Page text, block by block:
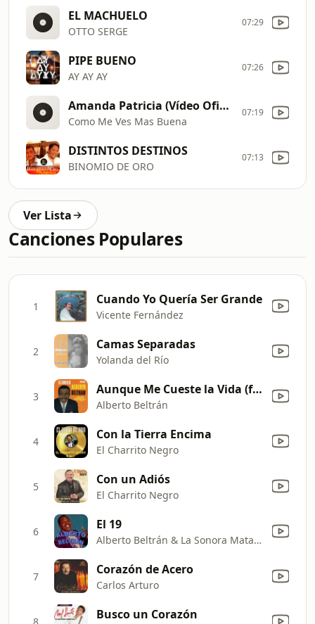
EL MACHUELO
OTTO SERGE
07:29
PIPE BUENO
AY AY AY
07:26
Amanda Patricia (Vídeo Oficial)
Como Me Ves Mas Buena
07:19
DISTINTOS DESTINOS
BINOMIO DE ORO
07:13
Ver Lista
Canciones Populares
1 Cuando Yo Quería Ser Grande
Vicente Fernández
2 Camas Separadas
Yolanda del Río
3 Aunque Me Cueste la Vida (feat. La Sonora Matancera)
Alberto Beltrán
4 Con la Tierra Encima
El Charrito Negro
5 Con un Adiós
El Charrito Negro
6 El 19
Alberto Beltrán & La Sonora Matancera
7 Corazón de Acero
Carlos Arturo
8 Busco un Corazón